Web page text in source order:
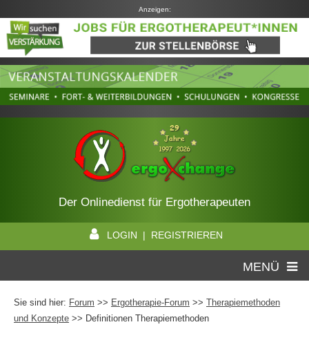
Anzeigen:
Der Onlinedienst für Ergotherapeuten
LOGIN | REGISTRIEREN
MENÜ
Sie sind hier: Forum >> Ergotherapie-Forum >> Therapiemethoden
und Konzepte >> Definitionen Therapiemethoden